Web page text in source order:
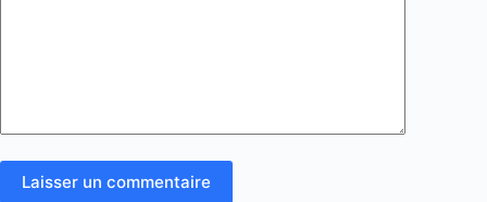
Laisser un commentaire